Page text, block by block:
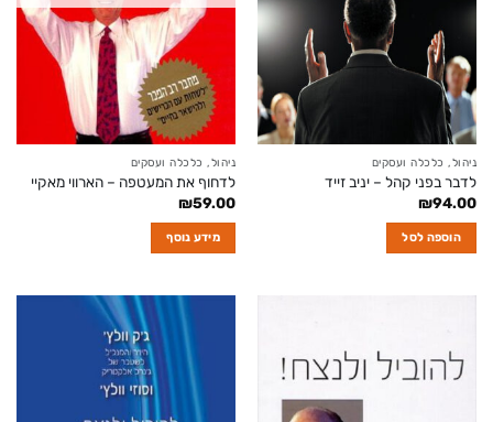
ניהול, כלכלה ועסקים
לדבר בפני קהל – יניב זייד
₪94.00
הוספה לסל
ניהול, כלכלה ועסקים
לדחוף את המעטפה – הארווי מאקיי
₪59.00
מידע נוסף